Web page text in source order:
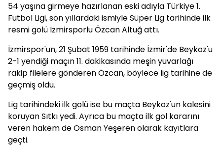
54 yaşına girmeye hazırlanan eski adıyla Türkiye 1.
Futbol Ligi, son yıllardaki ismiyle Süper Lig tarihinde ilk
resmi golü İzmirsporlu Özcan Altuğ attı.
İzmirspor'un, 21 Şubat 1959 tarihinde İzmir'de Beykoz'u
2-1 yendiği maçın 11. dakikasında meşin yuvarlağı
rakip filelere gönderen Özcan, böylece lig tarihine de
geçmiş oldu.
Lig tarihindeki ilk golü ise bu maçta Beykoz'un kalesini
koruyan Sıtkı yedi. Ayrıca bu maçta ilk gol kararını
veren hakem de Osman Yeşeren olarak kayıtlara
geçti.